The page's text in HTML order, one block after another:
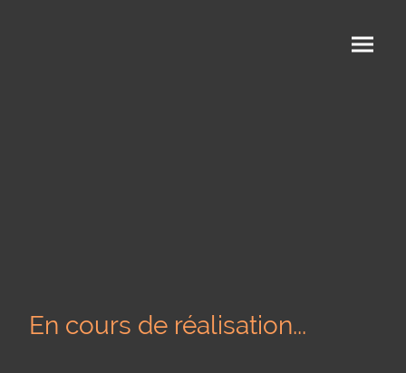
En cours de réalisation...